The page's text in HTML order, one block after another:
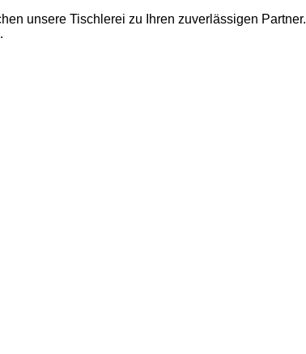
unsere Tischlerei zu Ihren zuverlässigen Partner.